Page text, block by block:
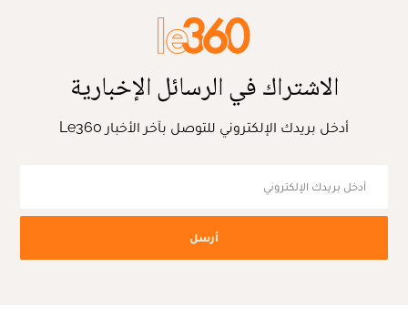
الاشتراك في الرسائل الإخبارية
أدخل بريدك الإلكتروني للتوصل بآخر الأخبار Le360
أرسل